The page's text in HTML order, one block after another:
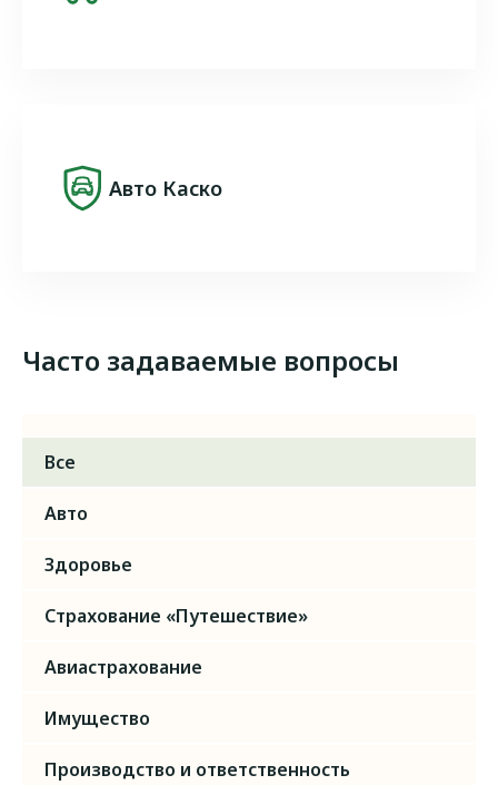
Image
Авто Каско
Часто задаваемые вопросы
Все
Авто
Здоровье
Страхование «Путешествие»
Авиастрахование
Имущество
Производство и ответственность